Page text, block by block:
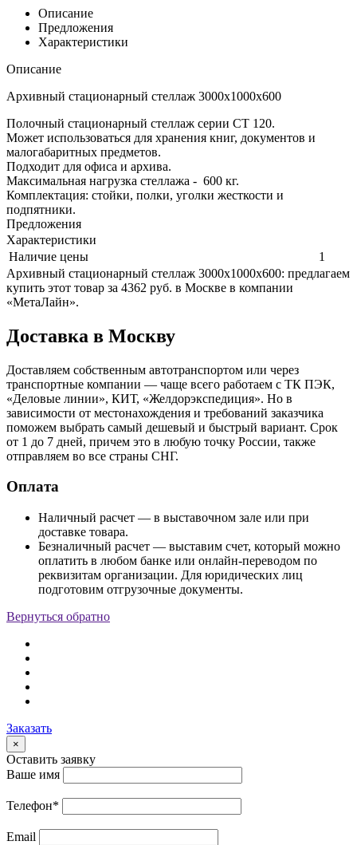
Описание
Предложения
Характеристики
Описание
Архивный стационарный стеллаж 3000x1000x600
Полочный стационарный стеллаж серии СТ 120.
Может использоваться для хранения книг, документов и
малогабаритных предметов.
Подходит для офиса и архива.
Максимальная нагрузка стеллажа - 600 кг.
Комплектация: стойки, полки, уголки жесткости и
подпятники.
Предложения
Характеристики
Наличие цены
1
Архивный стационарный стеллаж 3000x1000x600: предлагаем
купить этот товар за 4362 руб. в Москве в компании
«МетаЛайн».
Доставка в Москву
Доставляем собственным автотранспортом или через
транспортные компании — чаще всего работаем с ТК ПЭК,
«Деловые линии», КИТ, «Желдорэкспедиция». Но в
зависимости от местонахождения и требований заказчика
поможем выбрать самый дешевый и быстрый вариант. Срок
от 1 до 7 дней, причем это в любую точку России, также
отправляем во все страны СНГ.
Оплата
Наличный расчет — в выставочном зале или при
доставке товара.
Безналичный расчет — выставим счет, который можно
оплатить в любом банке или онлайн-переводом по
реквизитам организации. Для юридических лиц
подготовим отгрузочные документы.
Вернуться обратно
Заказать
×
Оставить заявку
Ваше имя
Телефон*
Email